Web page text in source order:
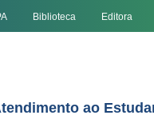
Biblioteca Editora
ao